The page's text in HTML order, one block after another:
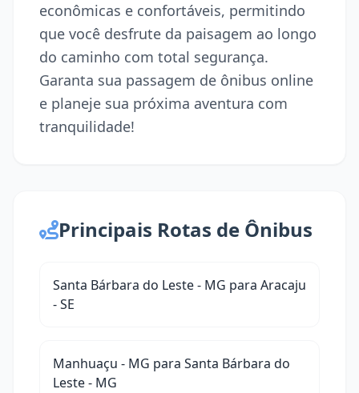
econômicas e confortáveis, permitindo
que você desfrute da paisagem ao longo
do caminho com total segurança.
Garanta sua passagem de ônibus online
e planeje sua próxima aventura com
tranquilidade!
Principais Rotas de Ônibus
Santa Bárbara do Leste - MG para Aracaju
- SE
Manhuaçu - MG para Santa Bárbara do
Leste - MG